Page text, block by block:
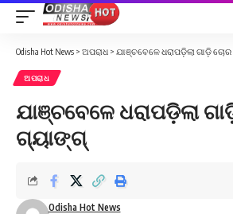
Odisha Hot News > ଅପରାଧ > ଯାଞ୍ଚବେଳେ ଧରାପଡ଼ିଲା ଗାଡ଼ି
ଅପରାଧ
ଯାଞ୍ଚବେଳେ ଧରାପଡ଼ିଲା
ଗ୍ୟାଙ୍ଗ୍‌
Odisha Hot News